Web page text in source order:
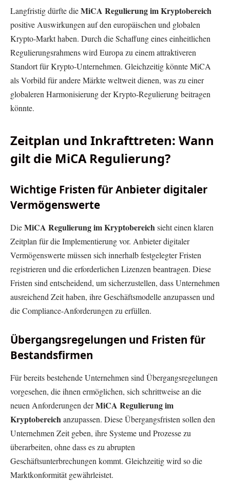
Langfristig dürfte dieMiCA Regulierung im Kryptobereich
positive Auswirkungen auf den europäischen und globalen
Krypto-Markt haben. Durch die Schaffung eines einheitlichen
Regulierungsrahmens wird Europa zu einem attraktiveren
Standort für Krypto-Unternehmen. Gleichzeitig könnte MiCA
als Vorbild für andere Märkte weltweit dienen, was zu einer
globaleren Harmonisierung der Krypto-Regulierung beitragen
könnte.
Zeitplan und Inkrafttreten: Wann
gilt die MiCA Regulierung?
Wichtige Fristen für Anbieter digitaler
Vermögenswerte
DieMiCA Regulierung im Kryptobereichsieht einen klaren
Zeitplan für die Implementierung vor. Anbieter digitaler
Vermögenswerte müssen sich innerhalb festgelegter Fristen
registrieren und die erforderlichen Lizenzen beantragen. Diese
Fristen sind entscheidend, um sicherzustellen, dass Unternehmen
ausreichend Zeit haben, ihre Geschäftsmodelle anzupassen und
die Compliance-Anforderungen zu erfüllen.
Übergangsregelungen und Fristen für
Bestandsfirmen
Für bereits bestehende Unternehmen sind Übergangsregelungen
vorgesehen, die ihnen ermöglichen, sich schrittweise an die
neuen Anforderungen derMiCA Regulierung im
Kryptobereichanzupassen. Diese Übergangsfristen sollen den
Unternehmen Zeit geben, ihre Systeme und Prozesse zu
überarbeiten, ohne dass es zu abrupten
Geschäftsunterbrechungen kommt. Gleichzeitig wird so die
Marktkonformität gewährleistet.